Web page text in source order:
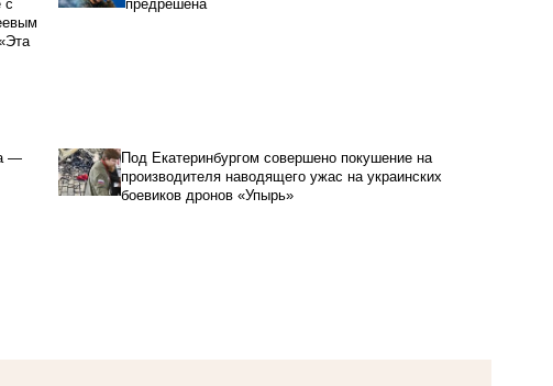
с
предрешена
—
Под Екатеринбургом совершено покушение на
производителя наводящего ужас на украинских
боевиков дронов «Упырь»